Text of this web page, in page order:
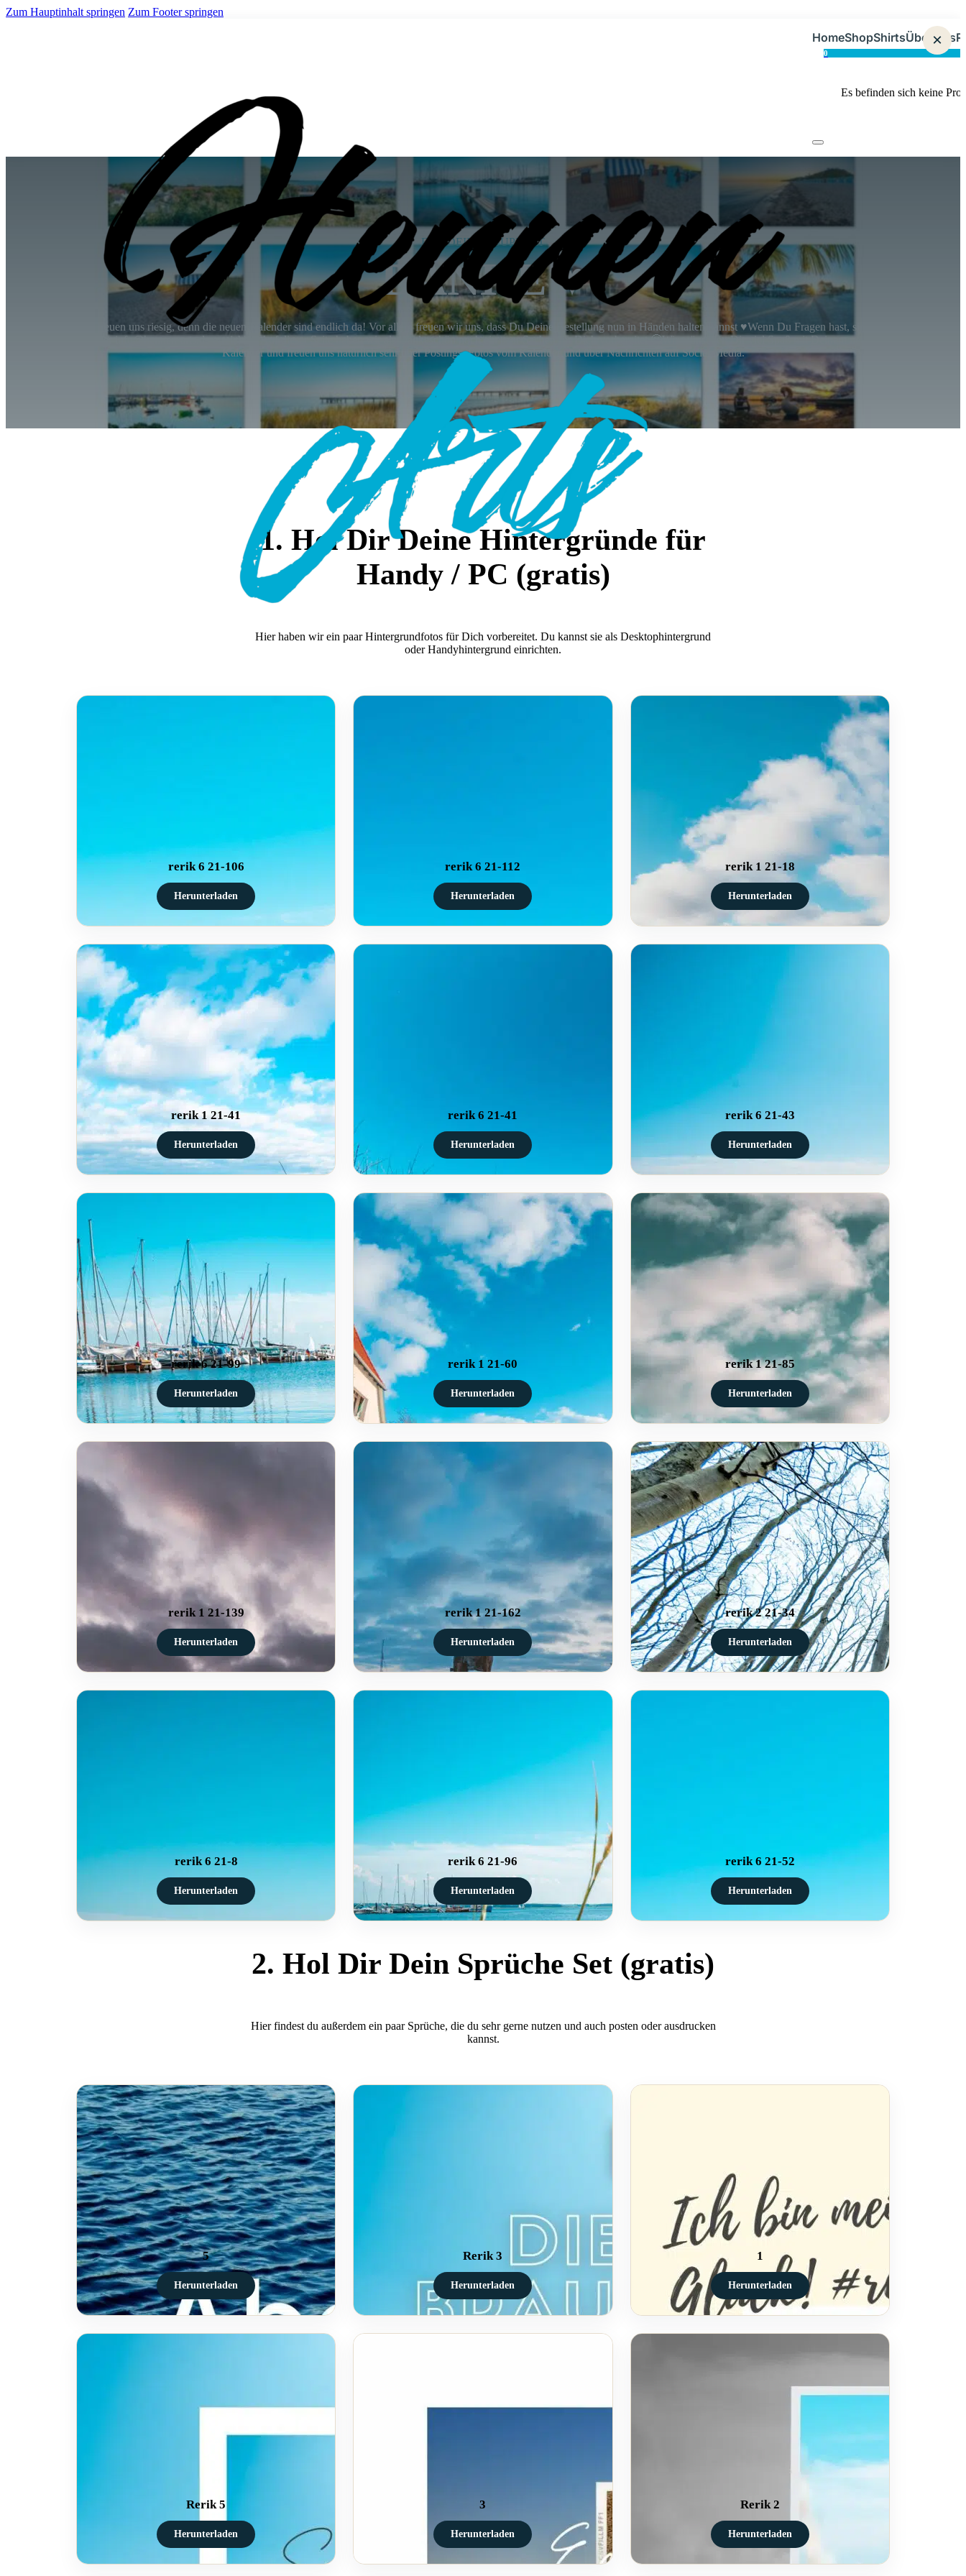
Zum Hauptinhalt springen Zum Footer springen
HomeShopShirtsÜber uns
0
Es befinden sich keine
×
FÜR DEINEN SUPPORT
DANKE ♥
Wir freuen uns riesig, denn die neuen Kalender sind endlich da! Vor allem freuen wir uns, dass Du Deine Bestellung nun in Händen halten kannst ♥Wenn Du Fragen hast, sind wir
unter info@hennen-arts.de erreichbar.Auf dieser Seite haben wir als Dankeschön noch ein paar Sachen für Dich vorbereitet 🙂Wir wünschen Dir viel Spaß mit Deinem neuen
Kalender und freuen uns natürlich sehr über Postings, Fotos vom Kalender und über Nachrichten auf Social Media.
1. Hol Dir Deine Hintergründe für
Handy / PC (gratis)
Hier haben wir ein paar Hintergrundfotos für Dich vorbereitet. Du kannst sie als Desktophintergrund
oder Handyhintergrund einrichten.
rerik 6 21-106
Herunterladen
rerik 6 21-112
Herunterladen
rerik 1 21-18
Herunterladen
rerik 1 21-41
Herunterladen
rerik 6 21-41
Herunterladen
rerik 6 21-43
Herunterladen
rerik 6 21-99
Herunterladen
rerik 1 21-60
Herunterladen
rerik 1 21-85
Herunterladen
rerik 1 21-139
Herunterladen
rerik 1 21-162
Herunterladen
rerik 2 21-34
Herunterladen
rerik 6 21-8
Herunterladen
rerik 6 21-96
Herunterladen
rerik 6 21-52
Herunterladen
2. Hol Dir Dein Sprüche Set (gratis)
Hier findest du außerdem ein paar Sprüche, die du sehr gerne nutzen und auch posten oder ausdrucken
kannst.
5
Herunterladen
Rerik 3
Herunterladen
1
Herunterladen
Rerik 5
Herunterladen
3
Herunterladen
Rerik 2
Herunterladen